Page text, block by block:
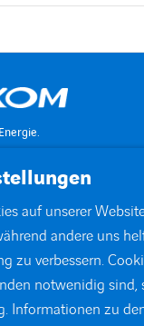
auf unserer
andere uns
zu verbessern.
notwenidig
Informationen zu